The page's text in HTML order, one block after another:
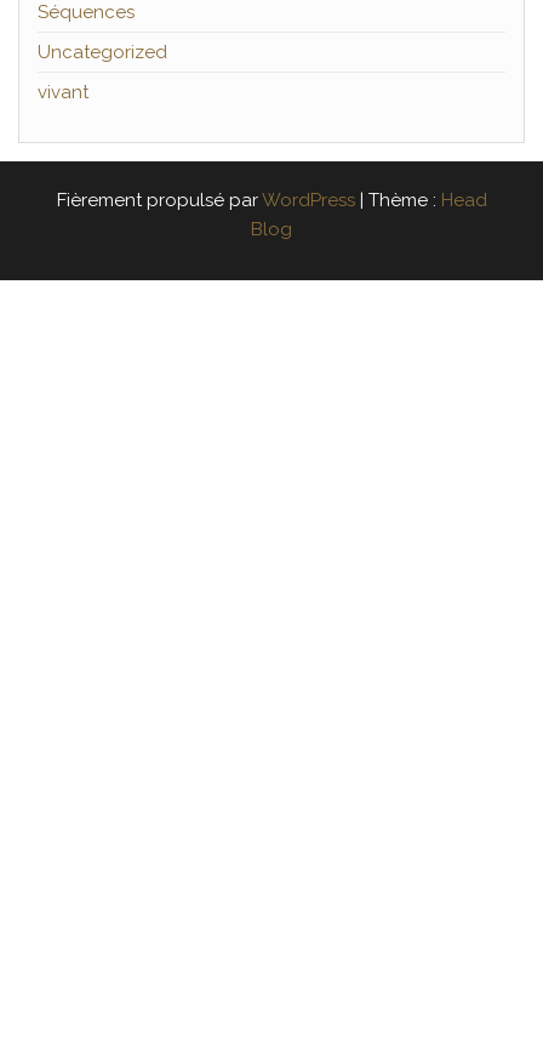
Séquences
Uncategorized
vivant
Fièrement propulsé parWordPress Thème : Head
Blog